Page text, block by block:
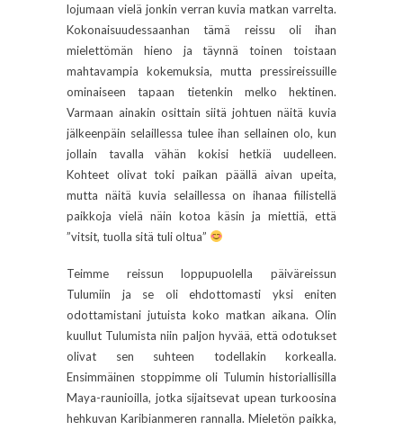
lojumaan vielä jonkin verran kuvia matkan varrelta.
Kokonaisuudessaanhan tämä reissu oli ihan
mielettömän hieno ja täynnä toinen toistaan
mahtavampia kokemuksia, mutta pressireissuille
ominaiseen tapaan tietenkin melko hektinen.
Varmaan ainakin osittain siitä johtuen näitä kuvia
jälkeenpäin selaillessa tulee ihan sellainen olo, kun
jollain tavalla vähän kokisi hetkiä uudelleen.
Kohteet olivat toki paikan päällä aivan upeita,
mutta näitä kuvia selaillessa on ihanaa fiilistellä
paikkoja vielä näin kotoa käsin ja miettiä, että
”vitsit, tuolla sitä tuli oltua”
Teimme reissun loppupuolella päiväreissun
Tulumiin ja se oli ehdottomasti yksi eniten
odottamistani jutuista koko matkan aikana. Olin
kuullut Tulumista niin paljon hyvää, että odotukset
olivat sen suhteen todellakin korkealla.
Ensimmäinen stoppimme oli Tulumin historiallisilla
Maya-raunioilla, jotka sijaitsevat upean turkoosina
hehkuvan Karibianmeren rannalla. Mieletön paikka,